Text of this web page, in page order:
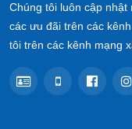
Chúng tôi luôn cập
các ưu đãi trên các
tôi trên các kênh mạng